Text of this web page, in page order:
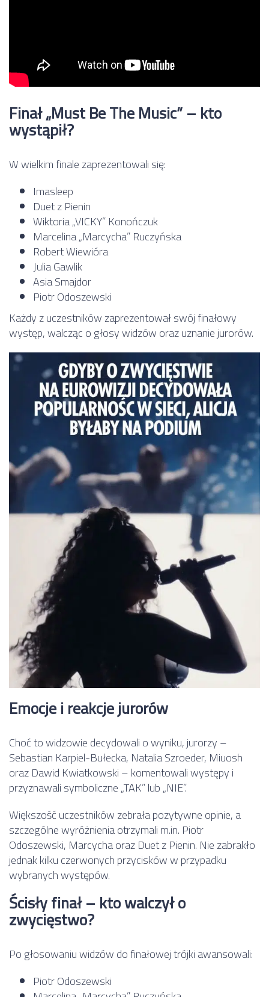
Finał „Must Be The Music” – kto
wystąpił?
W wielkim finale zaprezentowali się:
Imasleep
Duet z Pienin
Wiktoria „VICKY” Konończuk
Marcelina „Marcycha” Ruczyńska
Robert Wiewióra
Julia Gawlik
Asia Smajdor
Piotr Odoszewski
Każdy z uczestników zaprezentował swój finałowy
występ, walcząc o głosy widzów oraz uznanie jurorów.
Emocje i reakcje jurorów
Choć to widzowie decydowali o wyniku, jurorzy –
Sebastian Karpiel-Bułecka, Natalia Szroeder, Miuosh
oraz Dawid Kwiatkowski – komentowali występy i
przyznawali symboliczne „TAK” lub „NIE”.
Większość uczestników zebrała pozytywne opinie, a
szczególne wyróżnienia otrzymali m.in. Piotr
Odoszewski, Marcycha oraz Duet z Pienin. Nie zabrakło
jednak kilku czerwonych przycisków w przypadku
wybranych występów.
Ścisły finał – kto walczył o
zwycięstwo?
Po głosowaniu widzów do finałowej trójki awansowali:
Piotr Odoszewski